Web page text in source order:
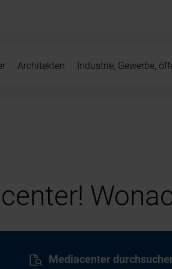
Architekten Industrie, Gewerbe,
Mediacenter